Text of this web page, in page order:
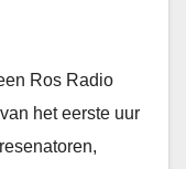
Ros Radio
het eerste uur